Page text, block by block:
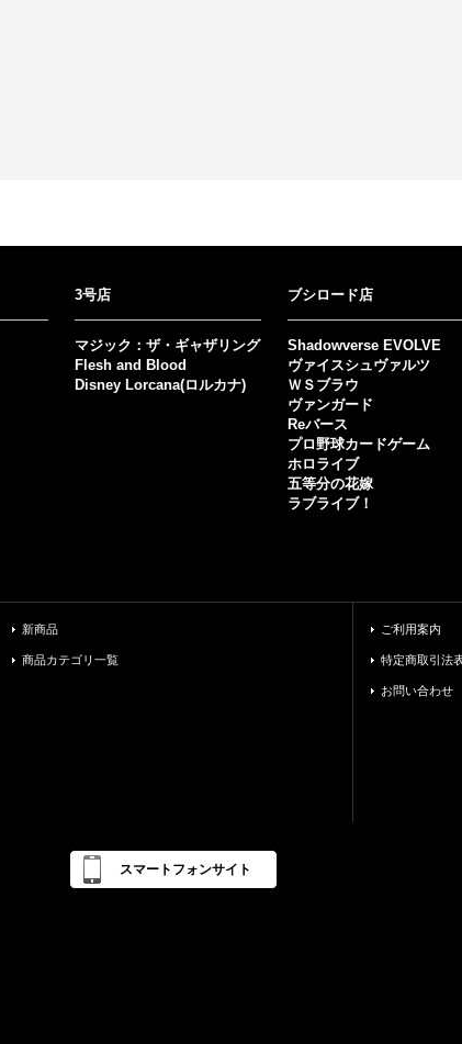
3号店
マジック：ザ・ギャザリング
Flesh and Blood
Disney Lorcana(ロルカナ)
ブシロード店
Shadowverse EVOLVE
ヴァイスシュヴァルツ
ＷＳブラウ
ヴァンガード
Reバース
プロ野球カードゲーム
ホロライブ
五等分の花嫁
ラブライブ！
新商品
商品カテゴリ一覧
ご利用案内
特定商取引法
お問い合わせ
スマートフォンサイト